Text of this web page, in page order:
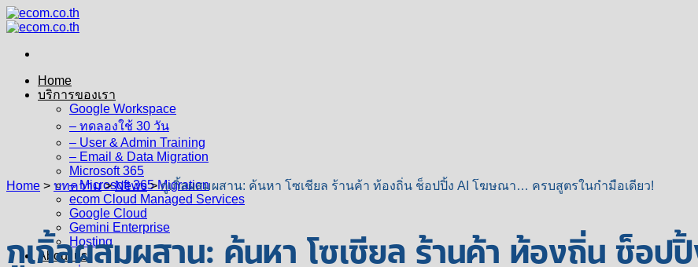
Skip
to
Home
บริการของเรา
Google Workspace
– ทดลองใช้ 30 วัน
– User & Admin Training
– Email & Data Migration
Microsoft 365
– Microsoft 365 Migration
ecom Cloud Managed Services
Google Cloud
Gemini Enterprise
Hosting
About us
Home > บทความ>News>กูเกิ้ลผสมผสาน: ค้นหา โซเชียล ร้านค้า ท้องถิ่น ช็อปปิ้ง AI โฆษณา… ครบสูตรในกำมือเดียว!
กูเกิ้ลผสมผสาน: ค้นหา โซเชียล ร้านค้า ท้องถิ่น ช็อป